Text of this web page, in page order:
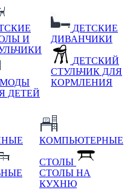
И
ДЕТЕЙ
ДЕТСКИЕ
ДИВАНЧИКИ
ДЕТСКИЙ
СТУЛЬЧИК ДЛЯ
КОРМЛЕНИЯ
КОМПЬЮТЕРНЫЕ
СТОЛЫ
СТОЛЫ НА
КУХНЮ